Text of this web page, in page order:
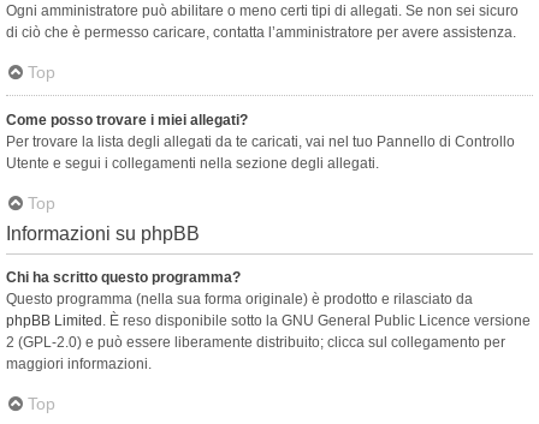
Ogni amministratore può abilitare o meno certi tipi di allegati. Se non sei sicuro
di ciò che è permesso caricare, contatta l’amministratore per avere assistenza.
Top
Come posso trovare i miei allegati?
Per trovare la lista degli allegati da te caricati, vai nel tuo Pannello di Controllo
Utente e segui i collegamenti nella sezione degli allegati.
Top
Informazioni su phpBB
Chi ha scritto questo programma?
Questo programma (nella sua forma originale) è prodotto e rilasciato da
phpBB Limited . È reso disponibile sotto la GNU General Public Licence versione
2 (GPL-2.0) e può essere liberamente distribuito; clicca sul collegamento per
maggiori informazioni.
Top